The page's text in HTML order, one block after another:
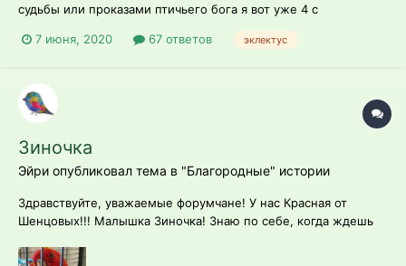
судьбы или проказами птичьего бога я вот уже 4 с
история прибыл он в нашу страну из
веселые в графе возраст не известен,пол-не известен и это...
7 июня, 2020 67 ответов эклектус
Зиночка
Эйри опубликовал тема в "Благородные" истории
Здравствуйте, уважаемые форумчане! У нас Красная от
Шенцовых!!! Малышка Зиночка! Знаю по себе, когда ждешь
жизнеописания владельцев попугаев об их питомцах.